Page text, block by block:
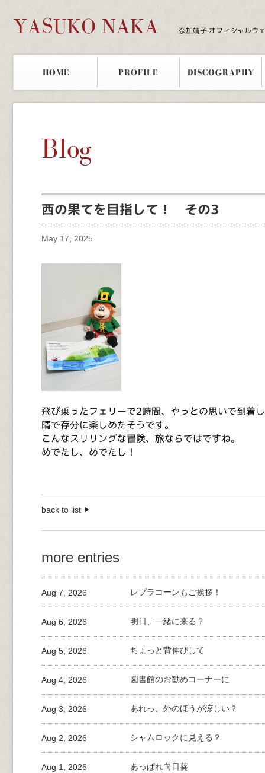
YASUKO NAKA 奈加靖子 オフィシャルウ
HOME PROFILE DISCOGRAPHY
Blog
西の果てを目指して！ その3
May 17, 2025
飛び乗ったフェリーで2時間、やっとの思いで到着
晴で存分に楽しめたそうです。
こんなスリリングな冒険、旅ならではですね。
めでたし、めでたし！
back to list
more entries
レプラコーンもご挨拶！
Aug 7, 2026
明日、一緒に来る？
Aug 6, 2026
ちょっと背伸びして
Aug 5, 2026
図書館のお勧めコーナーに
Aug 4, 2026
あれっ、外のほうが涼しい？
Aug 3, 2026
シャムロックに見える？
Aug 2, 2026
あっぱれ向日葵
Aug 1, 2026